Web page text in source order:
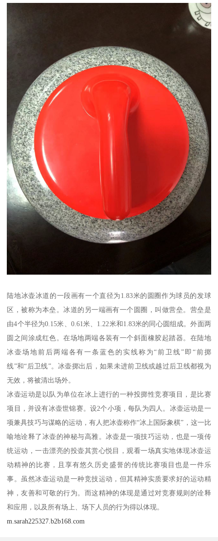
陆地冰壶冰道的一段画有一个直径为1.83米的圆圈作为球员的发球
区，被称为本垒。冰道的另一端画有一个圆圈，叫做营垒。营垒是
由4个半径为0.15米、0.61米、1.22米和1.83米的同心圆组成。外面两
圆之间涂成红色。在场地两端各装有一个斜面橡胶起踏器。在陆地
冰壶场地前后两端各有一条蓝色的实线称为“前卫线”即“前掷
线”和“后卫线”。冰壶掷出后，如果未进前卫线或越过后卫线都视为
无效，将被清出场外。
冰壶运动是以队为单位在冰上进行的一种投掷性竞赛项目，是比赛
项目，并设有冰壶世锦赛。设2个小项，每队为四人。冰壶运动是一
项兼具技巧与谋略的运动，有人把冰壶称作“冰上国际象棋”，这一比
喻地诠释了冰壶的神秘与高雅。冰壶是一项技巧运动，也是一项传
统运动，一击漂亮的投壶其赏心悦目，观看一场真实地体现冰壶运
动精神的比赛，且享有悠久历史盛誉的传统比赛项目也是一件乐
事。虽然冰壶运动是一种竞技运动，但其精神实质要求好的运动精
神，友善和可敬的行为。而这精神的体现是通过对竞赛规则的诠释
和应用，以及所有场上、场下人员的行为得以体现。
m.sarah225327.b2b168.com